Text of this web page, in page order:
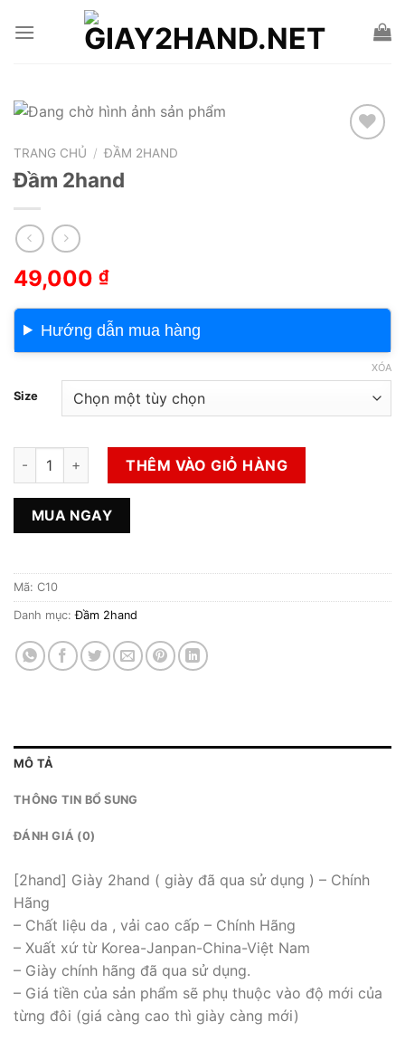
TRANG CHỦ / ĐẦM 2HAND
Đầm 2hand
49,000 ₫
Hướng dẫn mua hàng
Size
XÓA
Đầm 2hand số lượngTHÊM VÀO GIỎ HÀNG
MUA NGAY
Mã: C10
Danh mục:Đầm 2hand
MÔ TẢ
THÔNG TIN BỔ SUNG
ĐÁNH GIÁ (0)
[2hand] Giày 2hand ( giày đã qua sử dụng ) – Chính
Hãng
– Chất liệu da , vải cao cấp – Chính Hãng
– Xuất xứ từ Korea-Janpan-China-Việt Nam
– Giày chính hãng đã qua sử dụng.
– Giá tiền của sản phẩm sẽ phụ thuộc vào độ mới của
từng đôi (giá càng cao thì giày càng mới)